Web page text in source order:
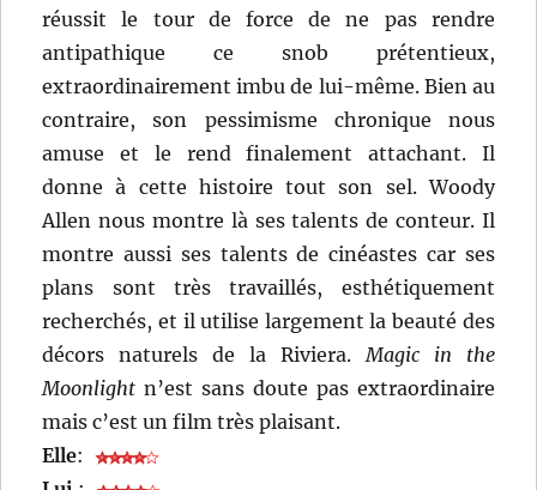
réussit le tour de force de ne pas rendre
antipathique ce snob prétentieux,
extraordinairement imbu de lui-même. Bien au
contraire, son pessimisme chronique nous
amuse et le rend finalement attachant. Il
donne à cette histoire tout son sel. Woody
Allen nous montre là ses talents de conteur. Il
montre aussi ses talents de cinéastes car ses
plans sont très travaillés, esthétiquement
recherchés, et il utilise largement la beauté des
décors naturels de la Riviera.Magic in the
Moonlight n’est sans doute pas extraordinaire
mais c’est un film très plaisant.
Elle: